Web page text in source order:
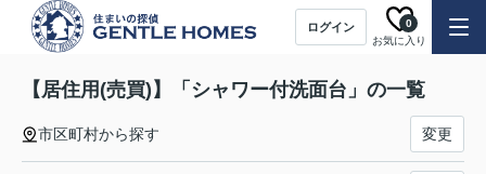
ログイン
お気に入り
0
【居住用(売買)】「シャワー付洗面台」の一覧
市区町村から探す 変更